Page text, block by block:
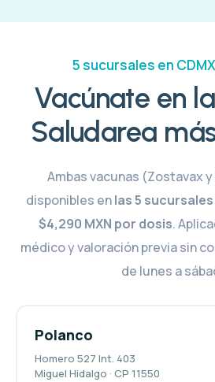
5 sucursales en
Vacúnate en
Saludarea
Ambas vacunas (Zostavax
disponibles enlas 5 sucursales
$4,290 MXN por dosis.
médico y valoración previa sin
de lunes a
Polanco
Homero 527 Int. 403
Miguel Hidalgo · CP 11550